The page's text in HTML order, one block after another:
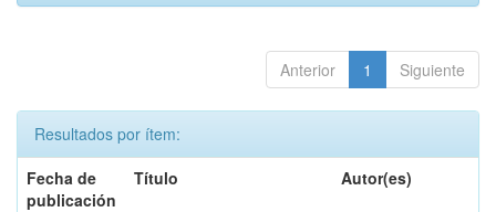
Anterior 1 Siguiente
Resultados por ítem:
Fecha de
publicación
Título Autor(es)